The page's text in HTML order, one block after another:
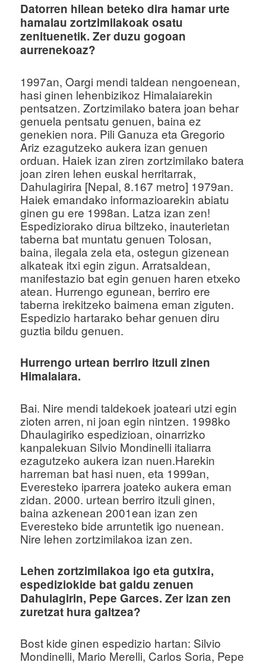
Datorren hilean beteko dira hamar urte
hamalau zortzimilakoak osatu
zenituenetik. Zer duzu gogoan
aurrenekoaz?
1997an, Oargi mendi taldean nengoenean,
hasi ginen lehenbizikoz Himalaiarekin
pentsatzen. Zortzimilako batera joan behar
genuela pentsatu genuen, baina ez
genekien nora. Pili Ganuza eta Gregorio
Ariz ezagutzeko aukera izan genuen
orduan. Haiek izan ziren zortzimilako batera
joan ziren lehen euskal herritarrak,
Dahulagirira [Nepal, 8.167 metro] 1979an.
Haiek emandako informazioarekin abiatu
ginen gu ere 1998an. Latza izan zen!
Espediziorako dirua biltzeko, inauterietan
taberna bat muntatu genuen Tolosan,
baina, ilegala zela eta, ostegun gizenean
alkateak itxi egin zigun. Arratsaldean,
manifestazio bat egin genuen haren etxeko
atean. Hurrengo egunean, berriro ere
taberna irekitzeko baimena eman ziguten.
Espedizio hartarako behar genuen diru
guztia bildu genuen.
Hurrengo urtean berriro itzuli zinen
Himalaiara.
Bai. Nire mendi taldekoek joateari utzi egin
zioten arren, ni joan egin nintzen. 1998ko
Dhaulagiriko espedizioan, oinarrizko
kanpalekuan Silvio Mondinelli italiarra
ezagutzeko aukera izan nuen.Harekin
harreman bat hasi nuen, eta 1999an,
Everesteko iparrera joateko aukera eman
zidan. 2000. urtean berriro itzuli ginen,
baina azkenean 2001ean izan zen
Everesteko bide arruntetik igo nuenean.
Nire lehen zortzimilakoa izan zen.
Lehen zortzimilakoa igo eta gutxira,
espediziokide bat galdu zenuen
Dahulagirin, Pepe Garces. Zer izan zen
zuretzat hura galtzea?
Bost kide ginen espedizio hartan: Silvio
Mondinelli, Mario Merelli, Carlos Soria, Pepe